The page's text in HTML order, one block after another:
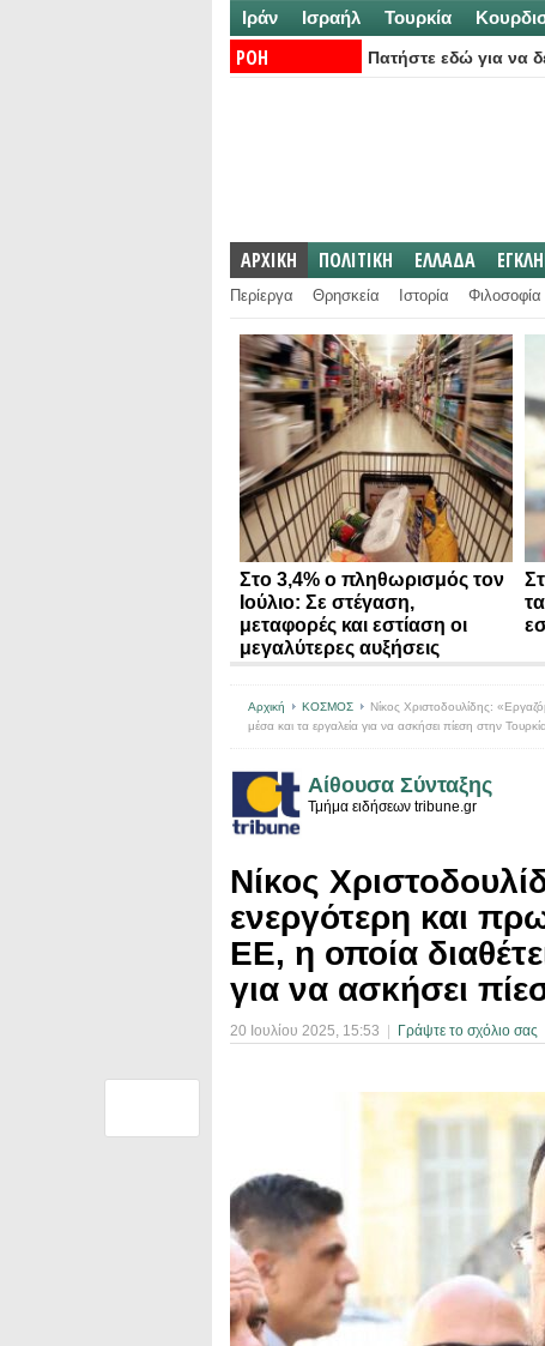
Ιράν Ισραήλ Τουρκία
ΡΟΗ
Πατήστε εδώ για να
ΑΡΧΙΚΗ ΠΟΛΙΤΙΚΗ ΕΛΛΑΔΑ
Περίεργα Θρησκεία Ιστορία Φιλοσοφία
Στο 3,4% ο πληθωρισμός τον
Ιούλιο: Σε στέγαση,
μεταφορές και εστίαση οι
μεγαλύτερες αυξήσεις
Αρχική ΚΟΣΜΟΣ
Νίκος Χριστοδουλίδης:
μέσα και τα εργαλεία για να ασκήσει πίεση στην
Αίθουσα Σύνταξης
Τμήμα ειδήσεων tribune.gr
Νίκος
ενεργότερη και
ΕΕ, η οποία
για να ασκήσει
20 Ιουλίου 2025, 15:53 Γράψτε το σχόλιο σας